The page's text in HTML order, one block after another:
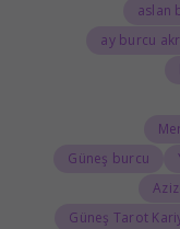
aslan
ay burcu
Güneş burcu
Güneş Tarot